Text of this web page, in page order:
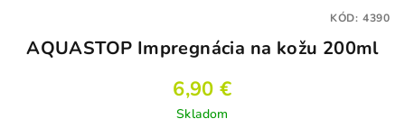
AQUASTOP Impregnácia na kožu 200ml
6,90 €
Skladom
KÓD: 4390